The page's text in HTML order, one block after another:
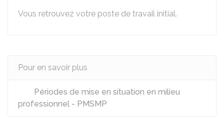
Vous retrouvez votre poste de travail initial.
Pour en savoir plus
Périodes de mise en situation en milieu
professionnel - PMSMP